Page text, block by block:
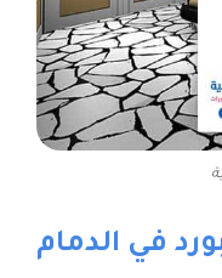
في الدمام